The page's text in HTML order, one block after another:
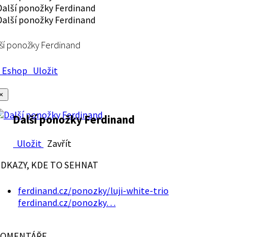
ponožky Ferdinand
Uložit
Další ponožky Ferdinand
Uložit Zavřít
KDE TO SEHNAT
ferdinand.cz/ponozky/luji-white-trio
ferdinand.cz/ponozky…